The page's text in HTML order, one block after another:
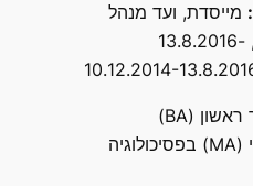
: מייסדת, ועד מנהל
10.12.2014-12.2015, 13.8.2016-
: בוגרת תואר ראשון (BA)
בפסיכולוגיה, תואר שני (MA) בפסיכולוגיה